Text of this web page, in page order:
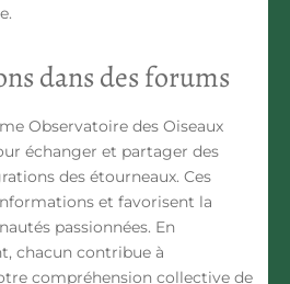
dans des forums
Observatoire des Oiseaux
échanger et partager des
des étourneaux. Ces
et favorisent la
passionnées. En
chacun contribue à
compréhension collective de